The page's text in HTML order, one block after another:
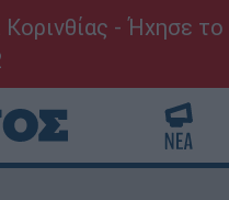
- Ήχησε το